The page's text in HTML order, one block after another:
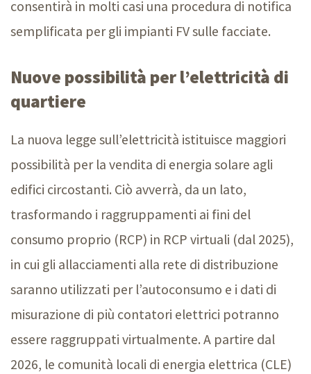
consentirà in molti casi una procedura di notifica
semplificata per gli impianti FV sulle facciate.
Nuove possibilità per l’elettricità di
quartiere
La nuova legge sull’elettricità istituisce maggiori
possibilità per la vendita di energia solare agli
edifici circostanti. Ciò avverrà, da un lato,
trasformando i raggruppamenti ai fini del
consumo proprio (RCP) in RCP virtuali (dal 2025),
in cui gli allacciamenti alla rete di distribuzione
saranno utilizzati per l’autoconsumo e i dati di
misurazione di più contatori elettrici potranno
essere raggruppati virtualmente. A partire dal
2026, le comunità locali di energia elettrica (CLE)